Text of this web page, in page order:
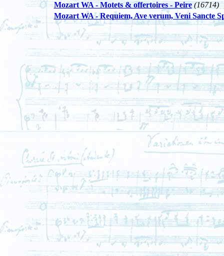
Mozart WA - Motets & offertoires - Peire (16714)
Mozart WA - Requiem, Ave verum, Veni Sancte